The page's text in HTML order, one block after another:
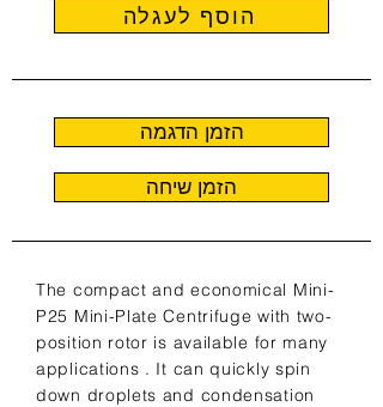
הוסף לעגלה
הזמן הדגמה
הזמן שיחה
The compact and economical Mini-
P25 Mini-Plate Centrifuge with two-
position rotor is available for many
applications . It can quickly spin
down droplets and condensation